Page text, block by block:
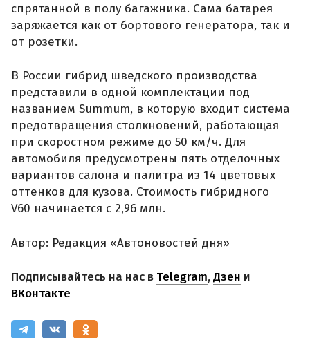
спрятанной в полу багажника. Сама батарея
заряжается как от бортового генератора, так и
от розетки.
В России гибрид шведского производства
представили в одной комплектации под
названием Summum, в которую входит система
предотвращения столкновений, работающая
при скоростном режиме до 50 км/ч. Для
автомобиля предусмотрены пять отделочных
вариантов салона и палитра из 14 цветовых
оттенков для кузова. Стоимость гибридного
V60 начинается с 2,96 млн.
Автор: Редакция «Автоновостей дня»
Подписывайтесь на нас в Telegram,Дзен и
ВКонтакте